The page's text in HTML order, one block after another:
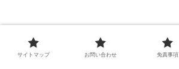
サイトマップ お問い合わせ 免責事項